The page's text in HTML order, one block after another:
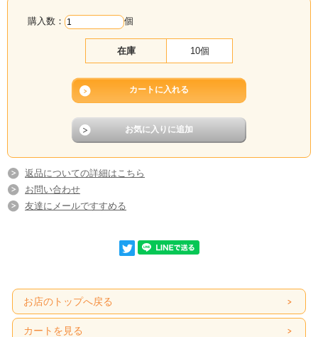
購入数： 個
在庫 10個
返品についての詳細はこちら
お問い合わせ
友達にメールですすめる
お店のトップへ戻る
カートを見る